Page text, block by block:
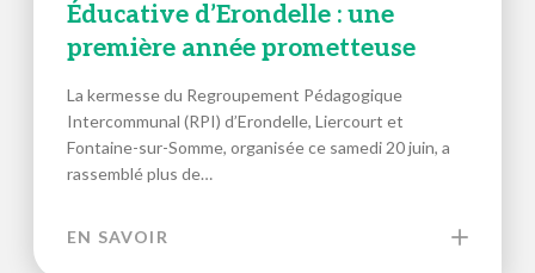
Éducative d’Erondelle : une
première année prometteuse
La kermesse du Regroupement Pédagogique
Intercommunal (RPI) d’Erondelle, Liercourt et
Fontaine-sur-Somme, organisée ce samedi 20 juin, a
rassemblé plus de…
EN SAVOIR